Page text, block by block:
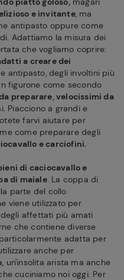
e invitante, ma
antipasto oppure come
Adattiamo la misura dei
che vogliamo coprire:
a creare dei
antipasto, degli involtini più
figurone come secondo
preparare, velocissimi da
Piacciono a grandi e
farvi aiutare per
come preparare degli
e carciofini.
di caciocavallo e
di maiale. La coppa di
parte del collo
viene utilizzato per
affettati più amati
che contiene diverse
adatta per
anche per
un'insolita arista ma anche
cuciniamo noi oggi. Per